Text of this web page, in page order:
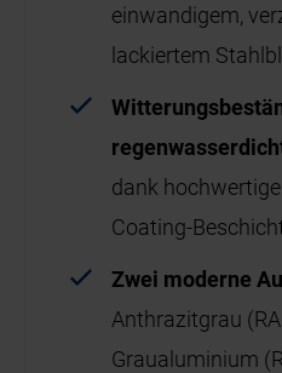
einwandigem,
lackiertem
dank
Coating-
Zwei moderne
Anthrazitgrau
Graualuminium